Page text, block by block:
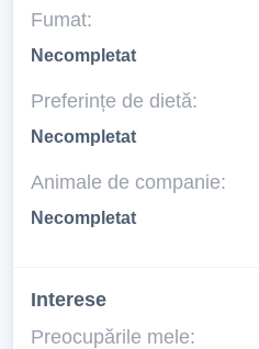
Fumat:
Necompletat
Preferințe de dietă:
Necompletat
Animale de companie:
Necompletat
Interese
Preocupările mele: